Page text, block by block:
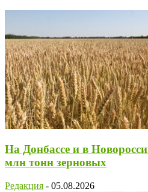
На Донбассе и в
млн тонн зерновых
Редакция - 05.08.2026